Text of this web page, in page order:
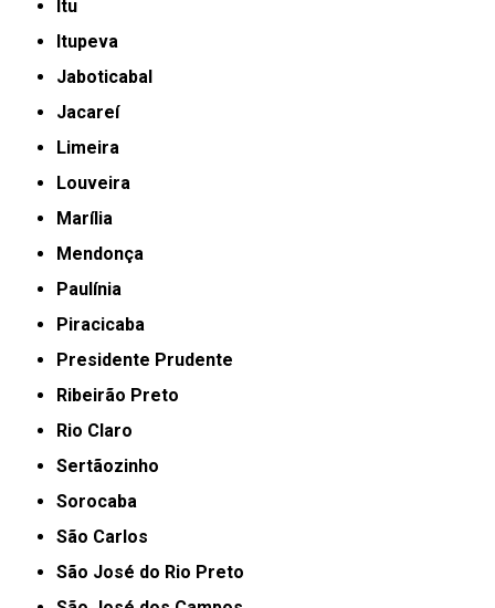
Itu
Itupeva
Jaboticabal
Jacareí
Limeira
Louveira
Marília
Mendonça
Paulínia
Piracicaba
Presidente Prudente
Ribeirão Preto
Rio Claro
Sertãozinho
Sorocaba
São Carlos
São José do Rio Preto